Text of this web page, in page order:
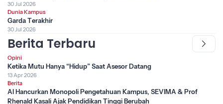
30 Jul 2026
Dunia Kampus
Garda Terakhir
30 Jul 2026
Berita Terbaru
Opini
Ketika Mutu Hanya “Hidup” Saat Asesor Datang
13 Apr 2026
Berita
AI Hancurkan Monopoli Pengetahuan Kampus, SEVIMA & Prof
Rhenald Kasali Ajak Pendidikan Tinggi Berubah